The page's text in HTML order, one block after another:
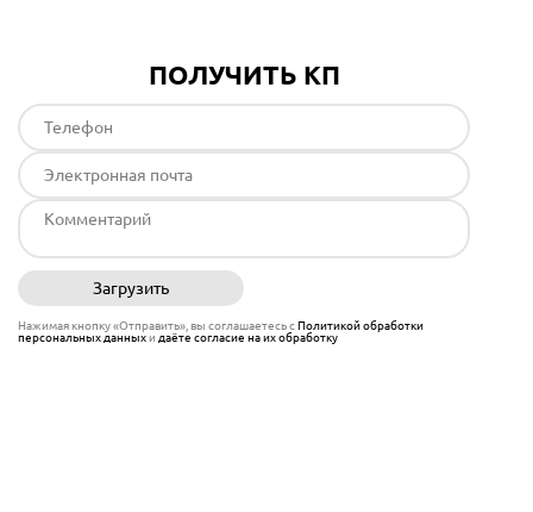
ПОЛУЧИТЬ КП
Загрузить
Нажимая кнопку «Отправить», вы соглашаетесь сПолитикой обработки
персональных данныхи даёте согласие на их обработку